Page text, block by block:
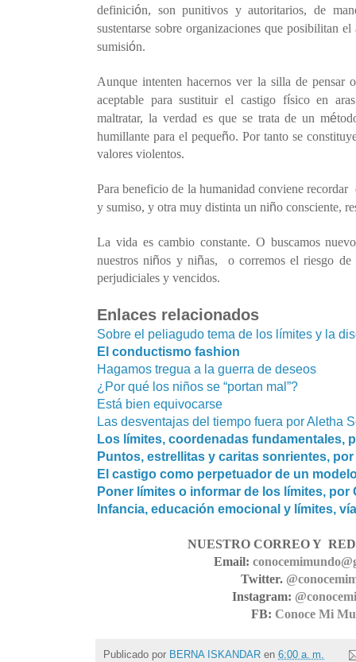
definición, son punitivos y autoritarios, de
sustentarse sobre organizaciones que posibilitan
sumisión.
Aunque intenten hacernos ver la silla de pensar
aceptable para sustituir el castigo físico en
maltratar, la verdad es que se trata de un mé
humillante para el pequeño. Por tanto se
valores violentos.
Para beneficio de la humanidad conviene recordar
y sumiso, y otra muy distinta un niño consciente,
La vida es cambio constante. O buscamos
nuestros niños y niñas,
o corremos el riesgo de
perjudiciales y vencidos.
Enlaces relacionados
Sobre el peliagudo tema de los límites y la
El conductismo fashion
Hagamos tregua a la guerra de deseos
¿Por qué los niños se “portan mal”?
Está bien equivocarse
Las desventajas del tiempo fuera por Aletha
Los límites, coordenadas fundamentales,
Puntos, estrellitas y caritas sonrientes,
El castigo como perpetuador de un
Poner límites o informar de los límites,
Infancia, educación emocional y límites,
NUESTRO CORREO Y
Email:
Twitter.
Instagram:
FB: Conoce Mi
Publicado por BERNA ISKANDAR en 6:00 a. m.